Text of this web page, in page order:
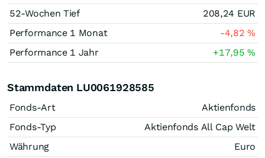
52-Wochen Tief
208,24 EUR
Performance 1 Monat
-4,82%
Performance 1 Jahr
+17,95%
Stammdaten LU0061928585
Fonds-Art
Aktienfonds
Fonds-Typ
Aktienfonds All Cap Welt
Währung
Euro